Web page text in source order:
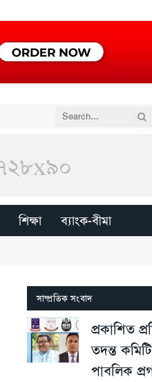
শিক্ষা ব্যাংক-বীমা
সাম্প্রতিক সংবাদ
প্রকাশিত
তদন্ত
পাবলিক